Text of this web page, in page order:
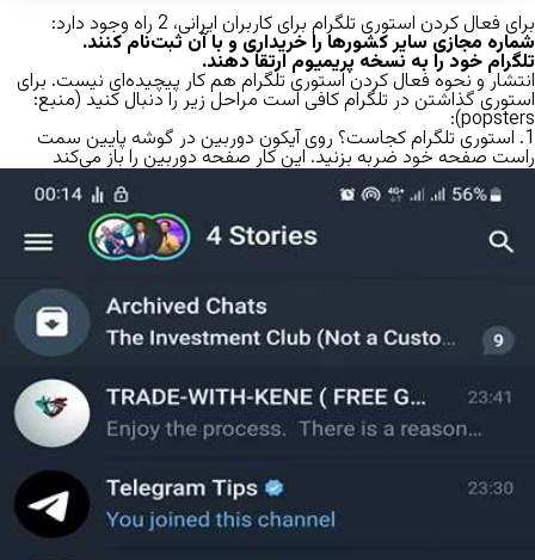
برای فعال کردن استوری تلگرام برای کاربران ایرانی، 2 راه وجود دارد:
شماره مجازی سایر کشورها را خریداری و با آن ثبت‌نام کنند.
تلگرام خود را به نسخه پریمیوم ارتقا دهند.
انتشارونحوه فعال کردن استوری تلگرام هم کار پیچیده‌ای نیست. برای
استوری گذاشتن در تلگرام کافی است مراحل زیر را دنبال کنید (منبع:
popsters
):
1. استوری تلگرام کجاست؟ روی آیکون دوربین در گوشه پایین سمت
راست صفحه خود ضربه بزنید. این کار صفحه دوربین را باز می‌کند